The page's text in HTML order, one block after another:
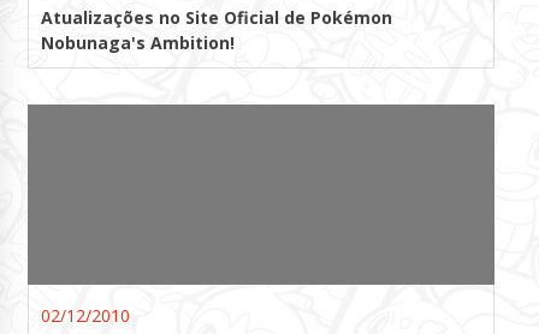
Atualizações no Site Oficial de Pokémon
Nobunaga's Ambition!
02/12/2010